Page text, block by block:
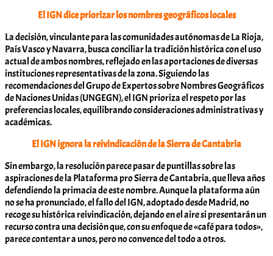
El IGN dice priorizar los nombres geográficos locales
La decisión, vinculante para las comunidades autónomas de La Rioja,
País Vasco y Navarra, busca conciliar la tradición histórica con el uso
actual de ambos nombres, reflejado en las aportaciones de diversas
instituciones representativas de la zona. Siguiendo las
recomendaciones del Grupo de Expertos sobre Nombres Geográficos
de Naciones Unidas (UNGEGN), el IGN prioriza el respeto por las
preferencias locales, equilibrando consideraciones administrativas y
académicas.
El IGN ignora la reivindicación de la Sierra de Cantabria
Sin embargo, la resolución parece pasar de puntillas sobre las
aspiraciones de la Plataforma pro Sierra de Cantabria, que lleva años
defendiendo la primacía de este nombre. Aunque la plataforma aún
no se ha pronunciado, el fallo del IGN, adoptado desde Madrid, no
recoge su histórica reivindicación, dejando en el aire si presentarán un
recurso contra una decisión que, con su enfoque de «café para todos»,
parece contentar a unos, pero no convence del todo a otros.